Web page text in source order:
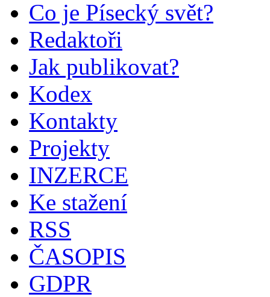
Co je Písecký svět?
Redaktoři
Jak publikovat?
Kodex
Kontakty
Projekty
INZERCE
Ke stažení
RSS
ČASOPIS
GDPR